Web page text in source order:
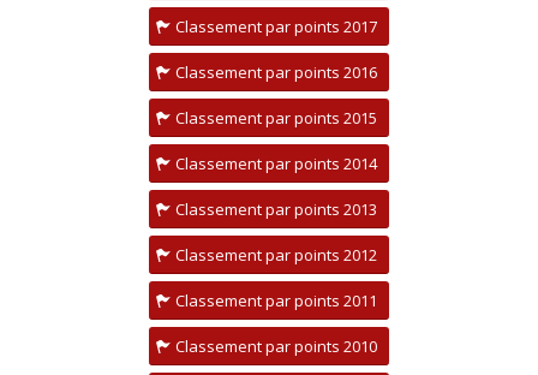
Classement par points 2017
Classement par points 2016
Classement par points 2015
Classement par points 2014
Classement par points 2013
Classement par points 2012
Classement par points 2011
Classement par points 2010